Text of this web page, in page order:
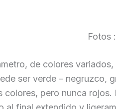
Fotos
de colores
ser verde – negruzco,
colores, pero nunca rojos.